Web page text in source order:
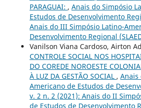
PARAGUAI: , Anais do Simpósio
Estudos de Desenvolvimento
Anais do III Simpósio Latino-
Desenvolvimento Regional
Vanilson Viana Cardoso, Airton
CONTROLE SOCIAL NOS
DO COREDE NOROESTE
À LUZ DA GESTÃO SOCIAL , Anais
Americano de Estudos de
v. 2 n. 2 (2021): Anais do II
de Estudos de Desenvolvimento